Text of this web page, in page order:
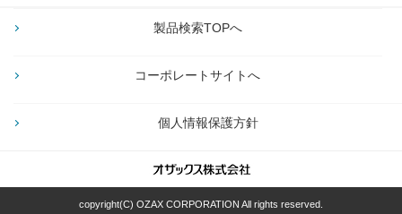
製品検索TOPへ
コーポレートサイトへ
個人情報保護方針
copyright(C) OZAX CORPORATION All rights reserved.